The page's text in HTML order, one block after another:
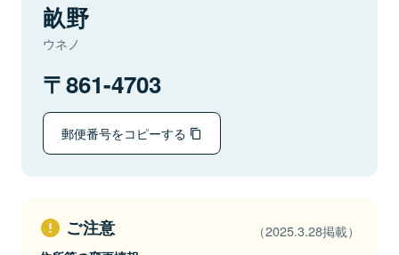
畝野
ウネノ
861-4703
郵便番号をコピーする
ご注意 （2025.3.28掲載）